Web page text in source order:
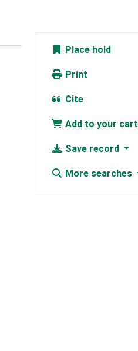
Place hold
Print
Cite
Add to your cart
Save record
More searches